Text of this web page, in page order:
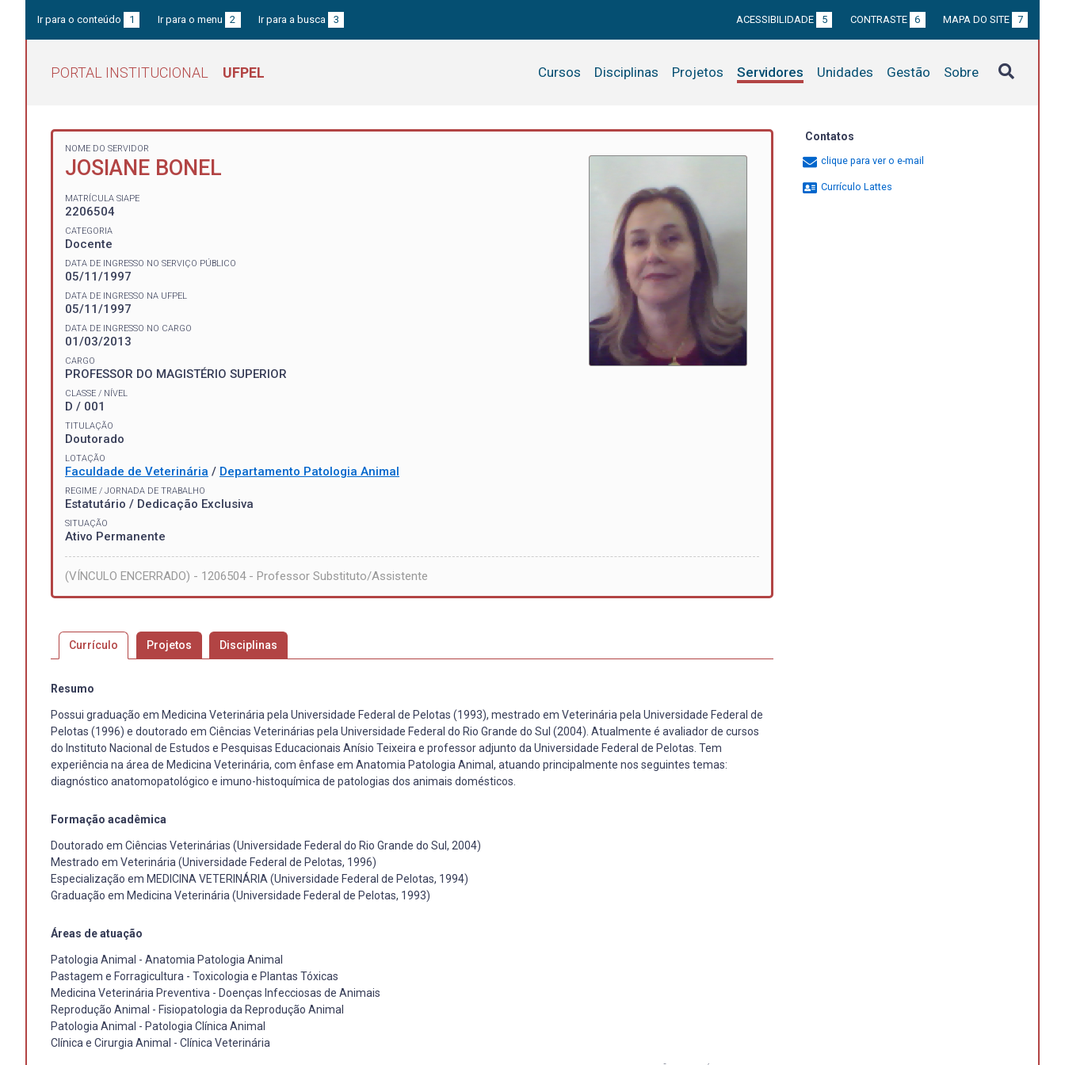
Ir para o conteúdo 1 Ir para o menu 2 Ir para a busca 3 ACESSIBILIDADE 5 CONTRASTE 6 MAPA DO SITE 7
PORTAL INSTITUCIONAL UFPEL Cursos Disciplinas Projetos Servidores Unidades Gestão Sobre
NOME DO SERVIDOR
JOSIANE BONEL
MATRÍCULA SIAPE
2206504
CATEGORIA
Docente
DATA DE INGRESSO NO SERVIÇO PÚBLICO
05/11/1997
DATA DE INGRESSO NA UFPEL
05/11/1997
DATA DE INGRESSO NO CARGO
01/03/2013
CARGO
PROFESSOR DO MAGISTÉRIO SUPERIOR
CLASSE / NÍVEL
D / 001
TITULAÇÃO
Doutorado
LOTAÇÃO
Faculdade de Veterinária / Departamento Patologia Animal
REGIME / JORNADA DE TRABALHO
Estatutário / Dedicação Exclusiva
SITUAÇÃO
Ativo Permanente
(VÍNCULO ENCERRADO) - 1206504 - Professor Substituto/Assistente
Currículo Projetos Disciplinas
Resumo
Possui graduação em Medicina Veterinária pela Universidade Federal de Pelotas (1993), mestrado em Veterinária pela Universidade Federal de
Pelotas (1996) e doutorado em Ciências Veterinárias pela Universidade Federal do Rio Grande do Sul (2004). Atualmente é avaliador de cursos
do Instituto Nacional de Estudos e Pesquisas Educacionais Anísio Teixeira e professor adjunto da Universidade Federal de Pelotas. Tem
experiência na área de Medicina Veterinária, com ênfase em Anatomia Patologia Animal, atuando principalmente nos seguintes temas:
diagnóstico anatomopatológico e imuno-histoquímica de patologias dos animais domésticos.
Formação acadêmica
Doutorado em Ciências Veterinárias (Universidade Federal do Rio Grande do Sul, 2004)
Mestrado em Veterinária (Universidade Federal de Pelotas, 1996)
Especialização em MEDICINA VETERINÁRIA (Universidade Federal de Pelotas, 1994)
Graduação em Medicina Veterinária (Universidade Federal de Pelotas, 1993)
Áreas de atuação
Patologia Animal - Anatomia Patologia Animal
Pastagem e Forragicultura - Toxicologia e Plantas Tóxicas
Medicina Veterinária Preventiva - Doenças Infecciosas de Animais
Reprodução Animal - Fisiopatologia da Reprodução Animal
Patologia Animal - Patologia Clínica Animal
Clínica e Cirurgia Animal - Clínica Veterinária
Contatos
clique para ver o e-mail
Currículo Lattes